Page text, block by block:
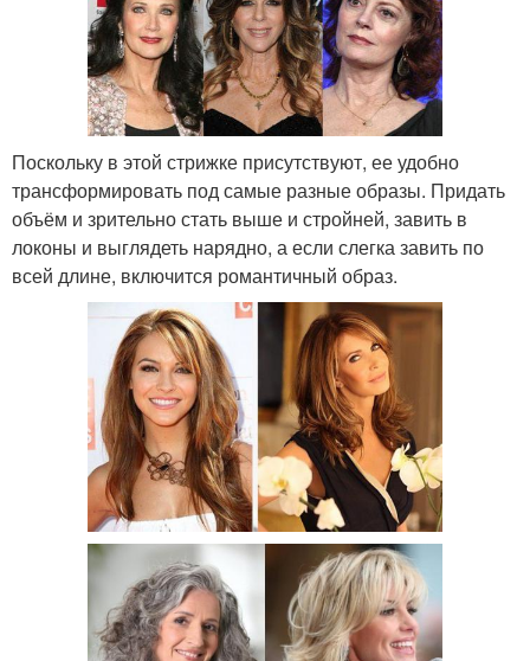
Поскольку в этой стрижке присутствуют, ее удобно
трансформировать под самые разные образы. Придать
объём и зрительно стать выше и стройней, завить в
локоны и выглядеть нарядно, а если слегка завить по
всей длине, включится романтичный образ.